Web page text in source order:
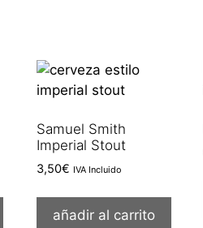
Samuel Smith
Imperial Stout
3,50€ IVA Incluido
añadir al carrito